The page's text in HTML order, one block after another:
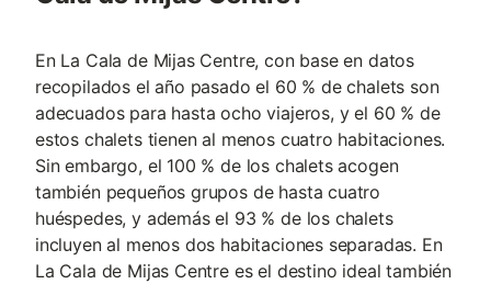
En La Cala de Mijas Centre, con base en datos
recopilados el año pasado el 60 % de chalets son
adecuados para hasta ocho viajeros, y el 60 % de
estos chalets tienen al menos cuatro habitaciones.
Sin embargo, el 100 % de los chalets acogen
también pequeños grupos de hasta cuatro
huéspedes, y además el 93 % de los chalets
incluyen al menos dos habitaciones separadas. En
La Cala de Mijas Centre es el destino ideal también